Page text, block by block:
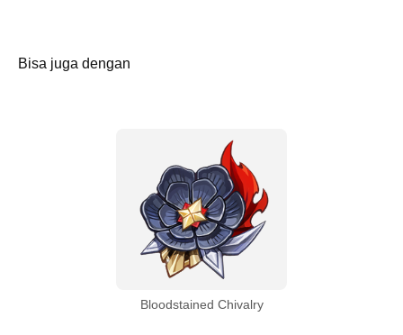
Bisa juga dengan
Bloodstained Chivalry